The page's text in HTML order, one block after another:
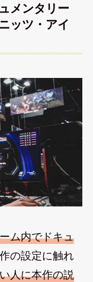
メンタリー
ッツ・アイ
ム内でドキュ
の設定に触れ
人に本作の説